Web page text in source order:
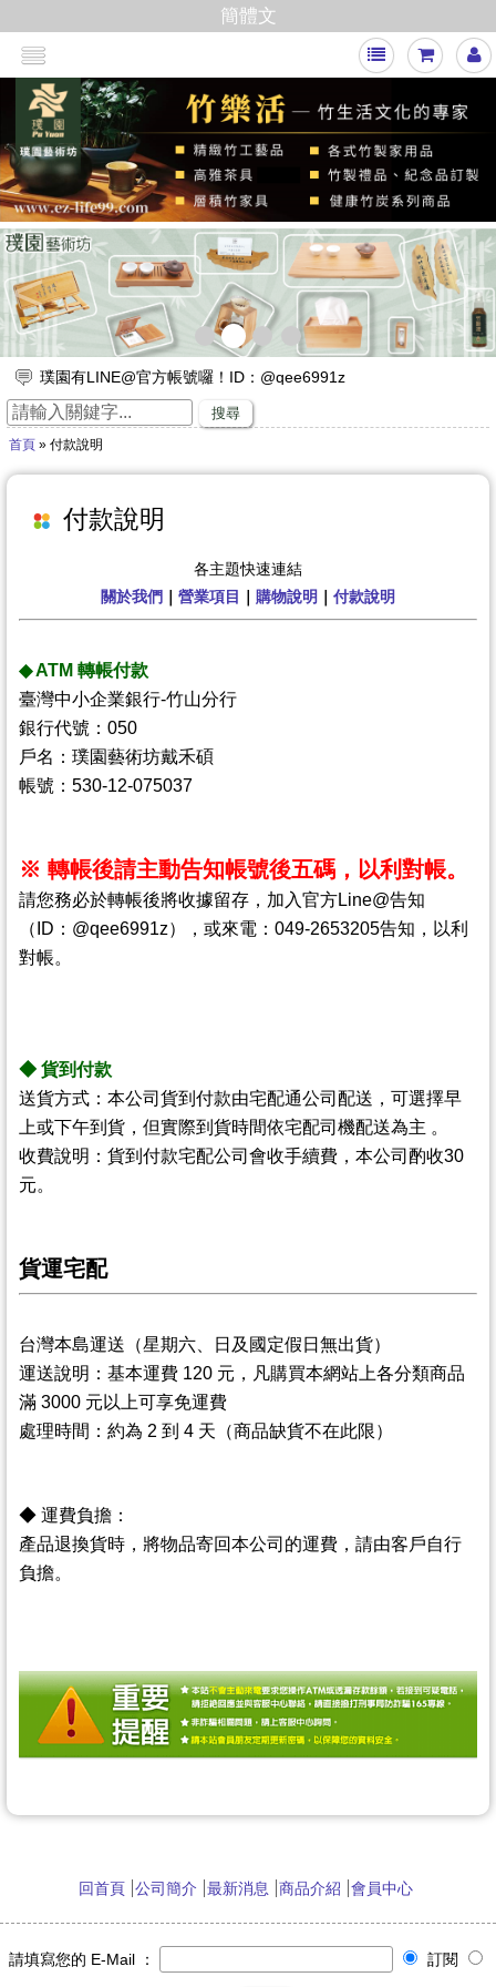
簡體文
< >
璞園有LINE@官方帳號囉！ID：@qee6991z
放假出遊，來竹山璞園享受一趟竹與木化石的自然之旅吧！
竹子的專家，有任何與竹相關的問題歡迎找璞園！
【舒浮沙發】隆重登場
璞園竹醋液通過SGS抗菌、無重金屬殘留的檢測٩(๑❛ᴗ❛๑)۶
哦！
搜尋
首頁» 付款說明
付款說明
各主題快速連結
關於我們
營業項目 購物說明 付款說明
◆ ATM 轉帳付款
臺灣中小企業銀行-竹山分行
銀行代號：050
戶名：璞園藝術坊戴禾碩
帳號：530-12-075037
※ 轉帳後請主動告知帳號後五碼，以利對帳。
請您務必於轉帳後將收據留存，加入官方Line@告知
（ID：@qee6991z），或來電：049-2653205告知，以利
對帳。
◆ 貨到付款
送貨方式：本公司貨到付款由宅配通公司配送，可選擇早
上或下午到貨，但實際到貨時間依宅配司機配送為主 。
收費說明：貨到付款宅配公司會收手續費，本公司酌收30
元。
貨運宅配
台灣本島運送 （星期六、日及國定假日無出貨）
運送說明：基本運費 120 元，凡購買本網站上各分類商品
滿 3000 元以上可享免運費
處理時間：約為 2 到 4 天（商品缺貨不在此限）
◆ 運費負擔：
產品退換貨時，將物品寄回本公司的運費，請由客戶自行
負擔。
回首頁 公司簡介 最新消息 商品介紹 會員中心
請填寫您的 E-Mail ： 訂閱